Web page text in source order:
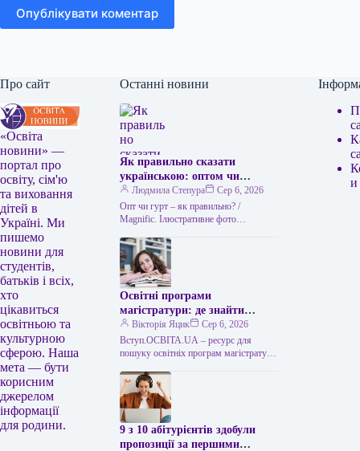
Опублікувати коментар
Про сайт
«Освіта
новини» —
портал про
освіту, сім'ю
та виховання
дітей в
Україні. Ми
пишемо
новини для
студентів,
батьків і всіх,
хто
цікавиться
освітньою та
культурною
сферою. Наша
мета — бути
корисним
джерелом
інформації
для родини.
Останні новини
Як правильно сказати
українською: оптом чи
гуртом
Людмила Степура
Сер 6, 2026
Опт чи гурт – як правильно? /
Мagnific. Ілюстративне фото
часто пропонує два рівнозначні слова,
…
Освітні програми
магістратури: де знайти
відомості
Вікторія Яцик
Сер 6, 2026
Вступ.ОСВІТА.UA – ресурс для
пошуку освітніх програм магістратури
відомості Для вибору напряму
підготовки вступники до
магістратури…
9 з 10 абітурієнтів здобули
пропозиції за першими
и